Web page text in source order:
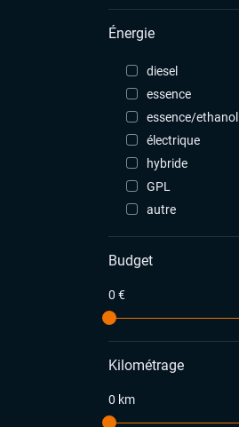
Énergie
diesel
essence
essence/ethanol
électrique
hybride
GPL
autre
Budget
0 €
Kilométrage
0 km